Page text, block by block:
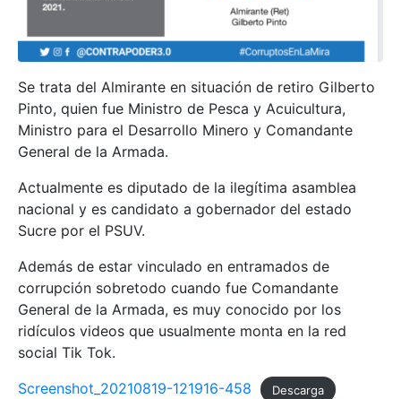
Se trata del Almirante en situación de retiro Gilberto
Pinto, quien fue Ministro de Pesca y Acuicultura,
Ministro para el Desarrollo Minero y Comandante
General de la Armada.
Actualmente es diputado de la ilegítima asamblea
nacional y es candidato a gobernador del estado
Sucre por el PSUV.
Además de estar vinculado en entramados de
corrupción sobretodo cuando fue Comandante
General de la Armada, es muy conocido por los
ridículos videos que usualmente monta en la red
social Tik Tok.
Screenshot_20210819-121916-458
Descarga